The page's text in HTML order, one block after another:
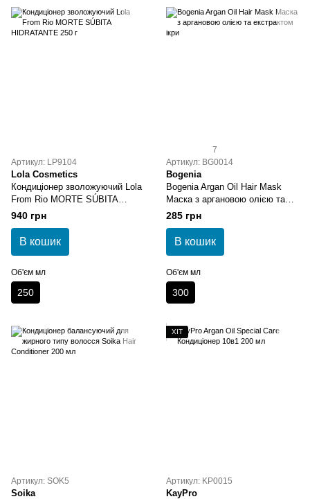
Артикул: LP9104
Lola Cosmetics
Кондиціонер зволожуючий Lola
From Rio MORTE SÚBITA
HIDRATANTE 250 г
940 грн
В кошик
Об'єм мл
250
7
Артикул: BG0014
Bogenia
Bogenia Argan Oil Hair Mask
Маска з аргановою олією та
екстрактом ікри
285 грн
В кошик
Об'єм мл
300
Артикул: SOK5
Soika
ХІТ
Артикул: KP0015
KayPro